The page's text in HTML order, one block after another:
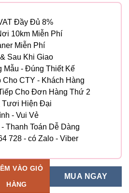
Đầy Đủ 8%
10km Miễn Phí
Miễn Phí
Sau Khi Giao
Mẫu - Đúng Thiết Kế
Cho CTY - Khách Hàng
Cho Đơn Hàng Thứ 2
Tươi Hiện Đại
- Vui Vẻ
Thanh Toán Dễ Dàng
728 - có Zalo - Viber
lượngVÀO GIỎ
HÀNG
MUA NGAY